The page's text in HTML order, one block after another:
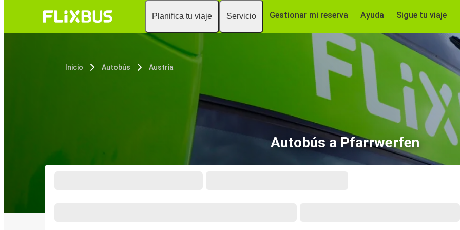
Planifica tu viaje Servicio Gestionar mi reserva Ayuda Sigue tu viaje
Inicio Autobús Austria
Autobús a Pfarrwerfen